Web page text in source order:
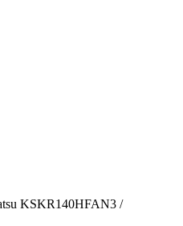
KSKR140HFAN3 /